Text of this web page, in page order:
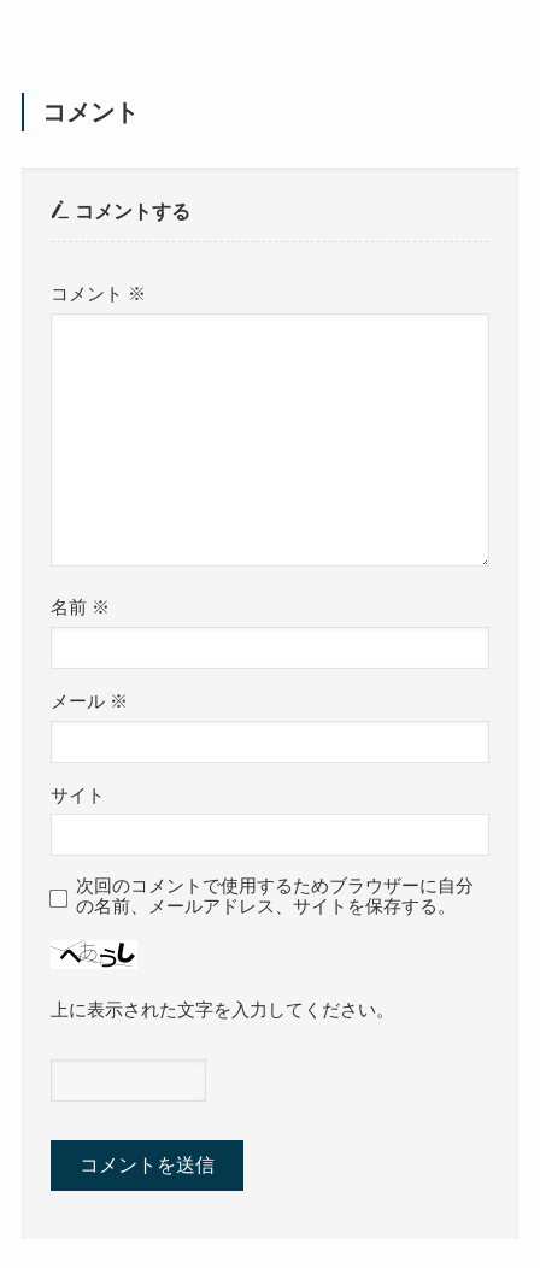
コメント
コメントする
コメント ※
名前 ※
メール ※
サイト
次回のコメントで使用するためブラウザーに自分
の名前、メールアドレス、サイトを保存する。
上に表示された文字を入力してください。